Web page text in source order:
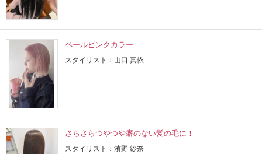
ペールピンクカラー
スタイリスト：山口 真依
さらさらつやつや癖のない髪の毛に！
スタイリスト：濱野 紗奈